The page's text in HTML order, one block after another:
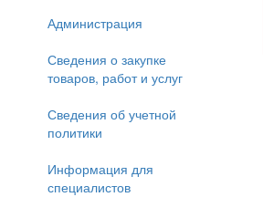
Администрация
Сведения о закупке
товаров, работ и услуг
Сведения об учетной
политики
Информация для
специалистов